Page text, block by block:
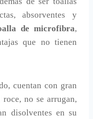
absorventes y
de microfibra,
que no tienen
cuentan con gran
no se arrugan,
disolventes en su